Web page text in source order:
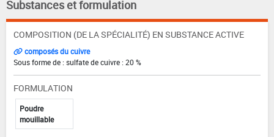
Substances et formulation
COMPOSITION (DE LA SPÉCIALITÉ) EN SUBSTANCE ACTIVE
composés du cuivre
Sous forme de : sulfate de cuivre : 20 %
FORMULATION
Poudre
mouillable